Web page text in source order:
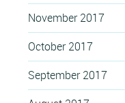
November 2017
October 2017
September 2017